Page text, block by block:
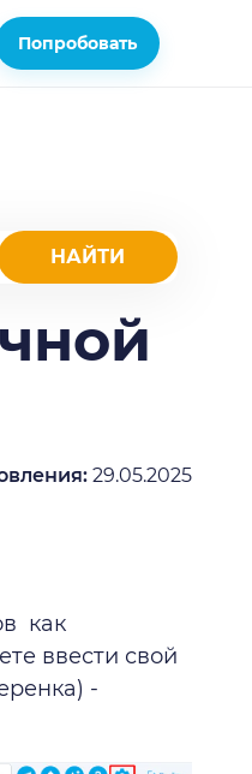
Попробовать
29.05.2025
как
ввести свой
-